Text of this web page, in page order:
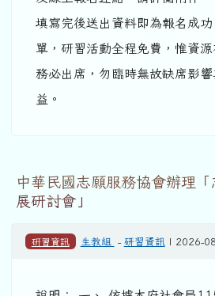
填寫完後送出資料即為報名成
單，研習活動全程免費，惟資
務必出席，勿臨時無故缺席影
益。
中華民國志願服務協會辦理
展研討會」
研習資訊 生教組 - 研習資訊| 2026-